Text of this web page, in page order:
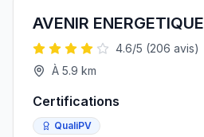
AVENIR ENERGETIQUE
4.6/5 (206 avis)
À 5.9 km
Certifications
QualiPV